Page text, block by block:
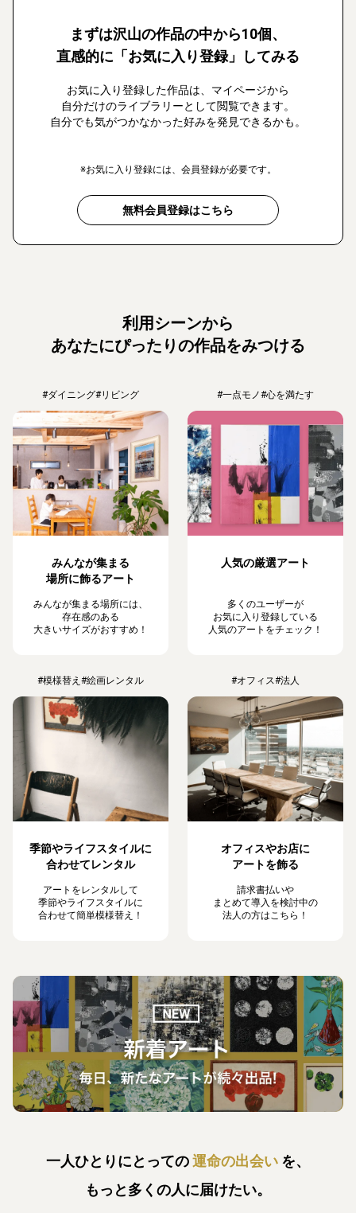
まずは沢山の作品の中から10個、
直感的に「お気に入り登録」してみる
お気に入り登録した作品は、マイページから
自分だけのライブラリーとして閲覧できます。
自分でも気がつかなかった好みを発見できるかも。
※お気に入り登録には、会員登録が必要です。
無料会員登録はこちら
利用シーンから
あなたにぴったりの作品をみつける
#ダイニング#リビング
みんなが集まる
場所に飾るアート
みんなが集まる場所には、
存在感のある
大きいサイズがおすすめ！
#一点モノ#心を満たす
人気の厳選アート
多くのユーザーが
お気に入り登録している
人気のアートをチェック！
#模様替え #絵画レンタル
季節やライフスタイルに
合わせてレンタル
アートをレンタルして
季節やライフスタイルに
合わせて簡単模様替え！
#オフィス#法人
オフィスやお店に
アートを飾る
請求書払いや
まとめて導入を検討中の
法人の方はこちら！
一人ひとりにとっての運命の出会い を、
もっと多くの人に届けたい。